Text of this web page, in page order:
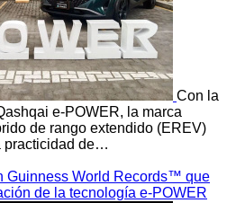
Con la
e-POWER, la marca
de rango extendido (EREV)
practicidad de…
Guinness World Records™ que
de la tecnología e-POWER